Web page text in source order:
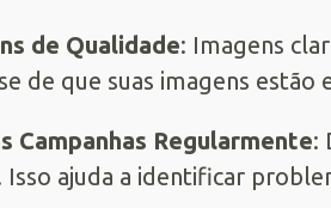
de Qualidade: Imagens
de que suas imagens
Campanhas Regularmente:
Isso ajuda a identificar